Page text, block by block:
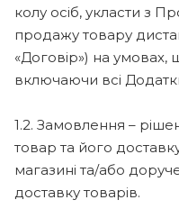
колу осіб, укласти з
продажу товару
«Договір») на умовах,
включаючи всі
1.2. Замовлення –
товар та його
магазині та/або
доставку товарів.